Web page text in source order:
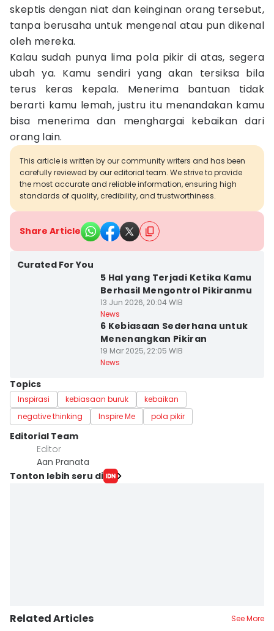
skeptis dengan niat dan keinginan orang tersebut,
tanpa berusaha untuk mengenal atau pun dikenal
oleh mereka.
Kalau sudah punya lima pola pikir di atas, segera
ubah ya. Kamu sendiri yang akan tersiksa bila
terus keras kepala. Menerima bantuan tidak
berarti kamu lemah, justru itu menandakan kamu
bisa menerima dan menghargai kebaikan dari
orang lain.
This article is written by our community writers and has been
carefully reviewed by our editorial team. We strive to provide
the most accurate and reliable information, ensuring high
standards of quality, credibility, and trustworthiness.
Share Article
Curated For You
5 Hal yang Terjadi Ketika Kamu
Berhasil Mengontrol Pikiranmu
13 Jun 2026, 20:04 WIB
News
6 Kebiasaan Sederhana untuk
Menenangkan Pikiran
19 Mar 2025, 22:05 WIB
News
Topics
Inspirasi kebiasaan buruk
kebaikan
negative thinking
Inspire Me pola pikir
Editorial Team
Editor
Aan Pranata
Tonton lebih seru di
Related Articles See More